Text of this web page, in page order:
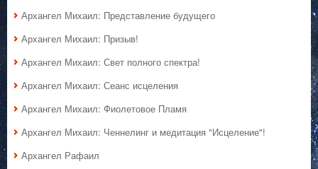
Архангел Михаил: Представление будущего
Архангел Михаил: Призыв!
Архангел Михаил: Свет полного спектра!
Архангел Михаил: Сеанс исцеления
Архангел Михаил: Фиолетовое Пламя
Архангел Михаил: Ченнелинг и медитация "Исцеление"!
Архангел Рафаил